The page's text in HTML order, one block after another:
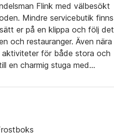
Flink med välbesökt
Mindre servicebutik finns
er på en klippa och följ det
och restauranger. Även nära
aktiviteter för både stora och
en charmig stuga med